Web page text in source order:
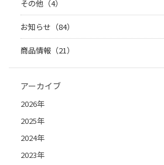
その他（4）
お知らせ（84）
商品情報（21）
アーカイブ
2026年
2025年
2024年
2023年